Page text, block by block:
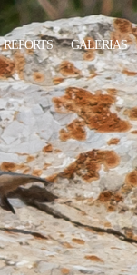
REPORTS GALERIAS